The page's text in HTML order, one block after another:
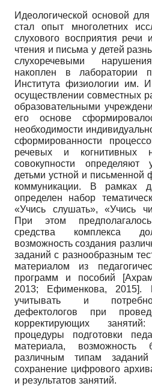
Идеологической основой
стал опыт многолетних
слухового восприятия речи
чтения и письма у детей
слухоречевыми
накоплен в лаборатории
Института физиологии
осуществлении совместных
образовательными
его основе
необходимости
сформированности
речевых и когнитивных
совокупности определяют
детьми устной и письменной
коммуникации. В рамках
определен набор
«Учись слушать», «Учись
При этом
средства комплекса
возможность создания
заданий с разнообразным
материалом из
программ и пособий
[
2013; Ефименкова, 2015].
учитывать и
дефектологов при
корректирующих
процедуры подготовки
материала, возможность
различным типам
сохранение цифрового
и результатов занятий.